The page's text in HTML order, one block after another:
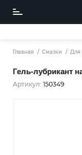
Главная Смазки Для
Гель-лубрикант
Артикул: 150349